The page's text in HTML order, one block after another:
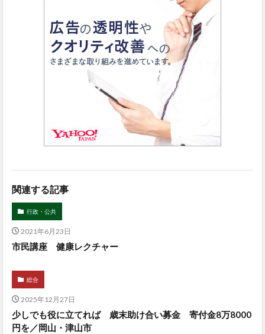
関連する記事
行政・公共
2021年6月23日
市民講座 健康レクチャー
総合
2025年12月27日
少しでも役に立てれば 歳末助け合い募金 寄付金8万8000
円を／岡山・津山市